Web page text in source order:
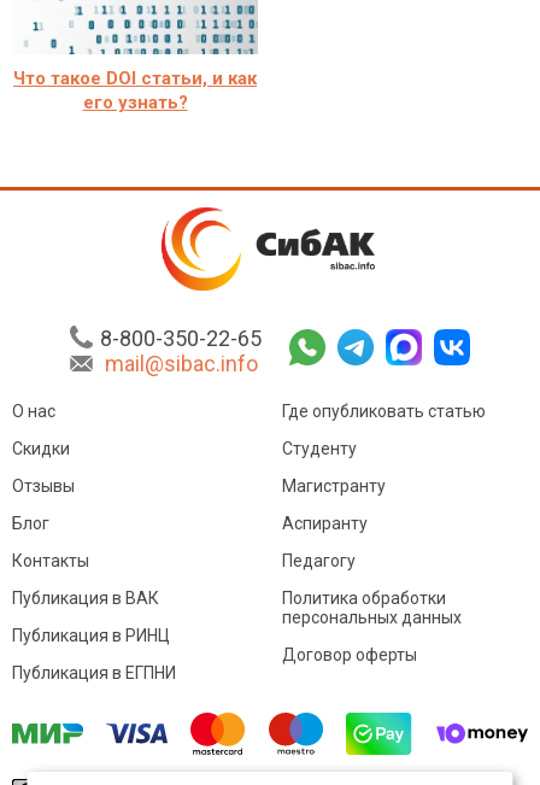
Что такое DOI статьи, и как
его узнать?
8-800-350-22-65
mail@sibac.info
О нас
Скидки
Отзывы
Блог
Контакты
Где опубликовать статью
Студенту
Магистранту
Аспиранту
Педагогу
Публикация в ВАК
Публикация в РИНЦ
Публикация в ЕГПНИ
Политика обработки
персональных данных
Договор оферты